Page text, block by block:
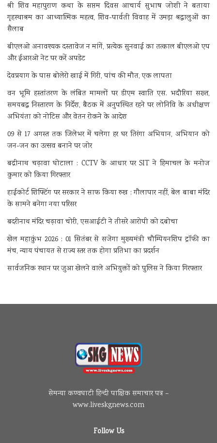
श्री शिव महापुराण कथा के सप्तम दिवस आचार्य सुभाष जोशी ने बताया
गृहस्थाश्रम का आध्यात्मिक महत्व, शिव-पार्वती विवाह में उमड़ा श्रद्धालुओं का
सैलाब
बीएलओ अनावश्यक दस्तावेज न मांगें, प्रत्येक सुनवाई का तत्काल बीएलओ एप
और ईआरओ नेट पर करें अपडेट
देवप्रयाग के पास बोलेरो खाई में गिरी, पांच की मौत, एक लापता
वन भूमि हस्तांतरण के लंबित मामलों पर डीएम स्वाति एस. भदौरिया सख्त,
समयबद्ध निस्तारण के निर्देश, बैठक में अनुपस्थित रहने पर लोनिवि के अधीक्षण
अभियंता को नोटिस और वेतन रोकने के आदेश
09 से 17 अगस्त तक जिलेभर में चलेगा हर घर तिरंगा अभियान, अभियान को
जन-जन का उत्सव बनाने पर जोर
बद्रीनाथ चढ़ावा घोटाला : CCTV के आधार पर SIT ने हिमाचल के मनोज
कुमार को किया गिरफ्तार
हाईकोर्ट शिफ्टिंग पर सरकार ने साफ किया रुख : गौलापार नहीं, बेल बाबा मंदिर
के सामने बनेगा नया परिसर
बदरीनाथ मंदिर चढ़ावा चोरी, एसआईटी ने तीसरे आरोपी को दबोचा
खेल महाकुंभ 2026 : 01 सितंबर से सजेगा मुख्यमंत्री चौम्पियनशिप ट्रॉफी का
मंच, न्याय पंचायत से राज्य स्तर तक होगा प्रतिभा का प्रदर्शन
सार्वजनिक स्थान पर जुआ खेलने वाले अभियुक्तों को पुलिस ने किया गिरफ्तार
सेमन्या कण्वघाटी हिन्दी पाक्षिक समाचार पत्र –
www.liveskgnews.com
Follow Us